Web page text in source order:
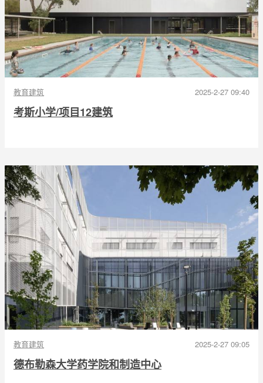
教育建筑 2025-2-27 09:40
考斯小学/项目12建筑
教育建筑 2025-2-27 09:05
德布勒森大学药学院和制造中心